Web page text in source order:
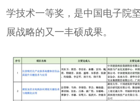
学技术一等奖，是中国电子院
展战略的又一丰硕成果。